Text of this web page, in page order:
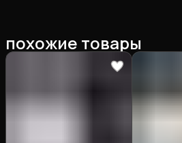
похожие товары